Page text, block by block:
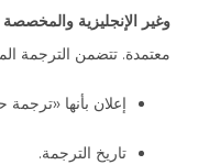
وغير الإنجليزية
معتمدة. تتضمن الترجمة
إعلان بأنها «ترجمة
تاريخ الترجمة.